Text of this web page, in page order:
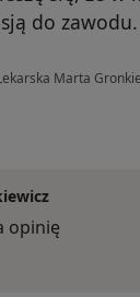
do zawodu.
Marta
opinię